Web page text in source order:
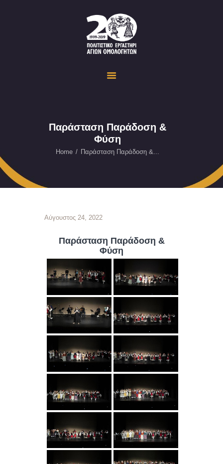
Παράσταση Παράδοση &
Φύση
Home Παράσταση Παράδοση &...
Politistiko Ergastiri Ayion Omoloyiton
The Cultural Workshop in Ayioi Omoloyites and its actions and activities
ΕΥΚΑΙΡΙΕΣ
Αύγουστος 24, 2022
Παράσταση Παράδοση &
Φύση